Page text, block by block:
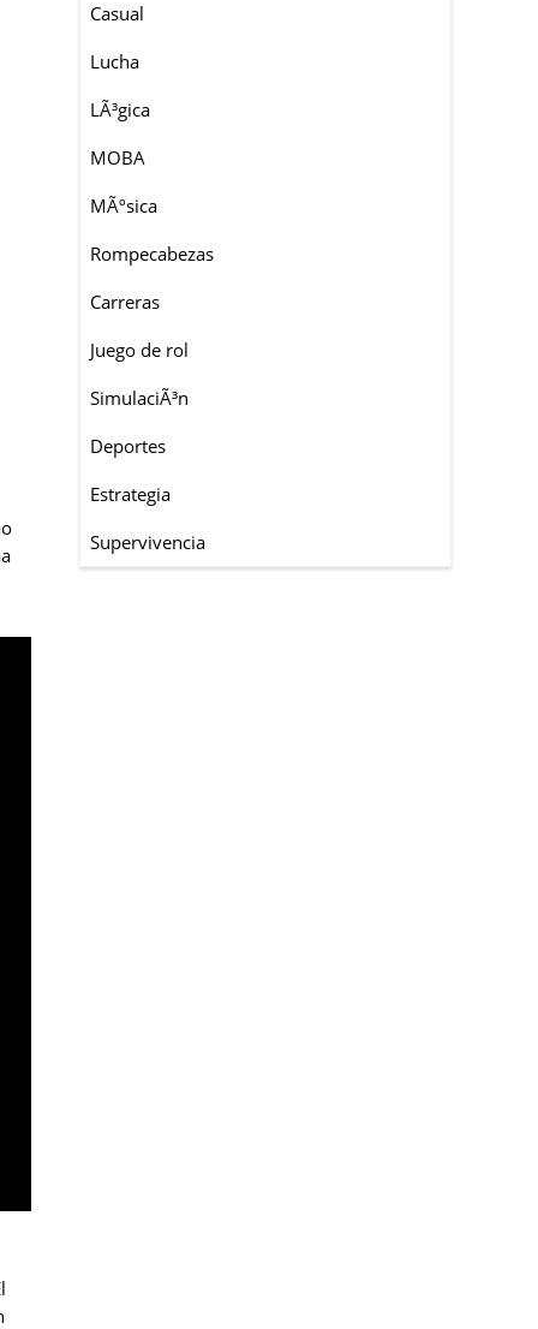
Casual
Lucha
LÃ³gica
MOBA
MÃºsica
Rompecabezas
Carreras
Juego de rol
SimulaciÃ³n
Deportes
Estrategia
Supervivencia